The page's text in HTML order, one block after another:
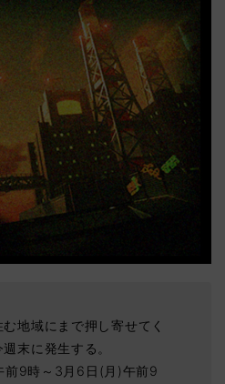
地域にまで押し寄せてく
末に発生する。
前9時～3月6日(月)午前9